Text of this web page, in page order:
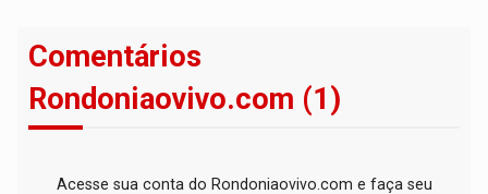
Comentários
Rondoniaovivo.com (1)
Acesse sua conta do Rondoniaovivo.com e faça seu